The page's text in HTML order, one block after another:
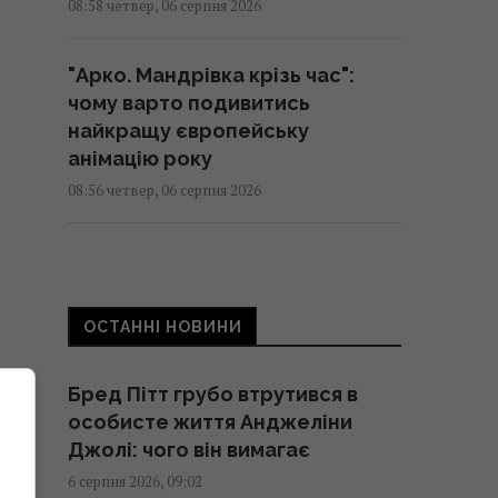
08:58 четвер, 06 серпня 2026
"Арко. Мандрівка крізь час":
чому варто подивитись
найкращу європейську
анімацію року
08:56 четвер, 06 серпня 2026
08:53 четвер, 06 серпня 2026
Користі буде мало: названо
найгірший час для вживання
кави
08:50 четвер, 06 серпня 2026
ОСТАННІ НОВИНИ
Бред Пітт грубо втрутився в
особисте життя Анджеліни
Джолі: чого він вимагає
6 серпня 2026, 09:02